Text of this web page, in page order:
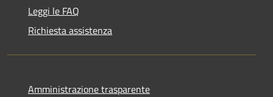
Leggi le FAQ
Richiesta assistenza
Amministrazione trasparente